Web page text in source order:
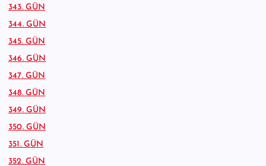
343. GÜN
344. GÜN
345. GÜN
346. GÜN
347. GÜN
348. GÜN
349. GÜN
350. GÜN
351. GÜN
352. GÜN